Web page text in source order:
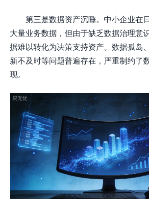
第三是数据资产沉睡。中小企业在
大量业务数据，但由于缺乏数据治理意
据难以转化为决策支持资产。数据孤岛
新不及时等问题普遍存在，严重制约了
现。